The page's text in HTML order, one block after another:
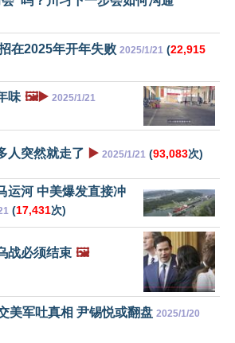
在2025年开年失败 2025/1/21 (22,915
味 🖼️▶️ 2025/1/21
人突然就走了 ▶️ 2025/1/21 (93,083次)
运河 中美爆发直接冲
(17,431次)
战必须结束 🖼️
美军吐真相 尹锡悦或翻盘 2025/1/20